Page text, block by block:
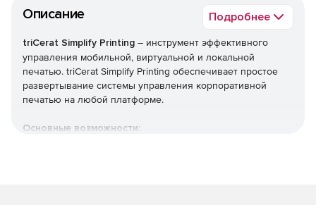
Описание Подробнее
triCerat Simplify Printing – инструмент эффективного
управления мобильной, виртуальной и локальной
печатью. triCerat Simplify Printing обеспечивает простое
развертывание системы управления корпоративной
печатью на любой платформе.
Основные возможности: